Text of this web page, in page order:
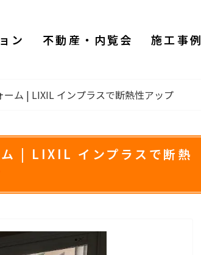
ン 不動産・内覧会 施工事例
ム | LIXIL インプラスで断熱性アップ​
| LIXIL インプラスで断熱